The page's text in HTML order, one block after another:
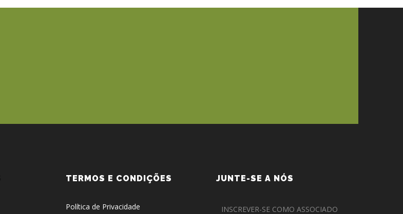
TERMOS E CONDIÇÕES
Política de Privacidade
JUNTE-SE A NÓS
INSCREVER-SE COMO ASSOCIADO